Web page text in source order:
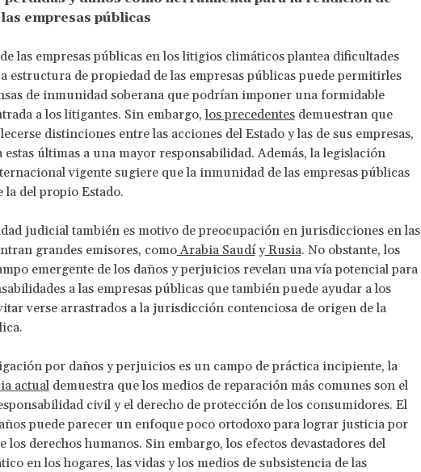
empresas públicas
las empresas públicas en los litigios climáticos plantea dificultades
estructura de propiedad de las empresas públicas puede permitirles
de inmunidad soberana que podrían imponer una formidable
a los litigantes. Sin embargo,los precedentesdemuestran que
distinciones entre las acciones del Estado y las de sus empresas,
estas últimas a una mayor responsabilidad. Además, la legislación
vigente sugiere que la inmunidad de las empresas públicas
la del propio Estado.
judicial también es motivo de preocupación en jurisdicciones en las
grandes emisores, comoArabia SaudíyRusia. No obstante, los
emergente de los daños y perjuicios revelan una vía potencial para
a las empresas públicas que también puede ayudar a los
verse arrastrados a la jurisdicción contenciosa de origen de la
por daños y perjuicios es un campo de práctica incipiente, la
actualdemuestra que los medios de reparación más comunes son el
civil y el derecho de protección de los consumidores. El
puede parecer un enfoque poco ortodoxo para lograr justicia por
los derechos humanos. Sin embargo, los efectos devastadores del
en los hogares, las vidas y los medios de subsistencia de las